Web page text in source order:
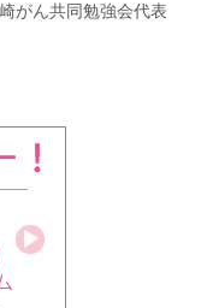
がん共同勉強会代表